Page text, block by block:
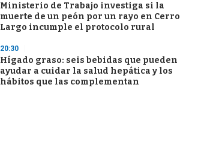
Ministerio de Trabajo investiga si la
muerte de un peón por un rayo en Cerro
Largo incumple el protocolo rural
20:30
Hígado graso: seis bebidas que pueden
ayudar a cuidar la salud hepática y los
hábitos que las complementan